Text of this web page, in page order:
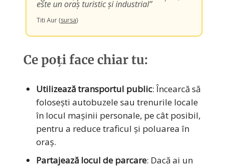
este un oraș turistic și industrial”
Titi Aur (sursa)
Ce poți face chiar tu:
Utilizează transportul public: Încearcă să
folosești autobuzele sau trenurile locale
în locul mașinii personale, pe cât posibil,
pentru a reduce traficul și poluarea în
oraș.
Partajează locul de parcare: Dacă ai un